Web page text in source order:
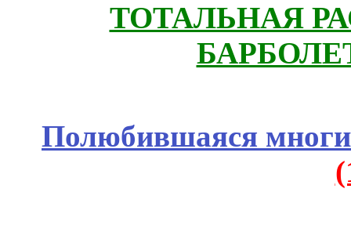
ТОТАЛЬНАЯ
Полюбившаяся